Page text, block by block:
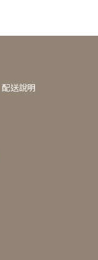
配送說明